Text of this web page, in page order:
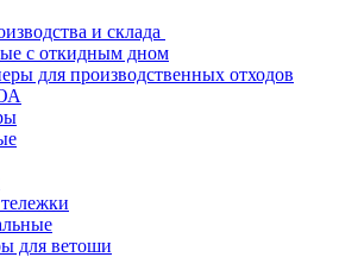
и склада
с откидным дном
для производственных отходов
для ветоши